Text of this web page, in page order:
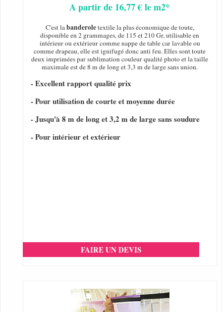
A partir de 16,77 € le m2*
C'est labanderoletextile la plus économique de toute,
disponible en 2 grammages, de 115 et 210 Gr, utilisable en
intérieur ou extérieur comme nappe de table car lavable ou
comme drapeau, elle est ignifugé donc anti feu. Elles sont toute
deux imprimées par sublimation couleur qualité photo et la taille
maximale est de 8 m de long et 3,3 m de large sans union.
- Excellent rapport qualité prix
- Pour utilisation de courte et moyenne durée
- Jusqu'à 8 m de long et 3,2 m de large sans soudure
- Pour intérieur et extérieur
FAIRE UN DEVIS